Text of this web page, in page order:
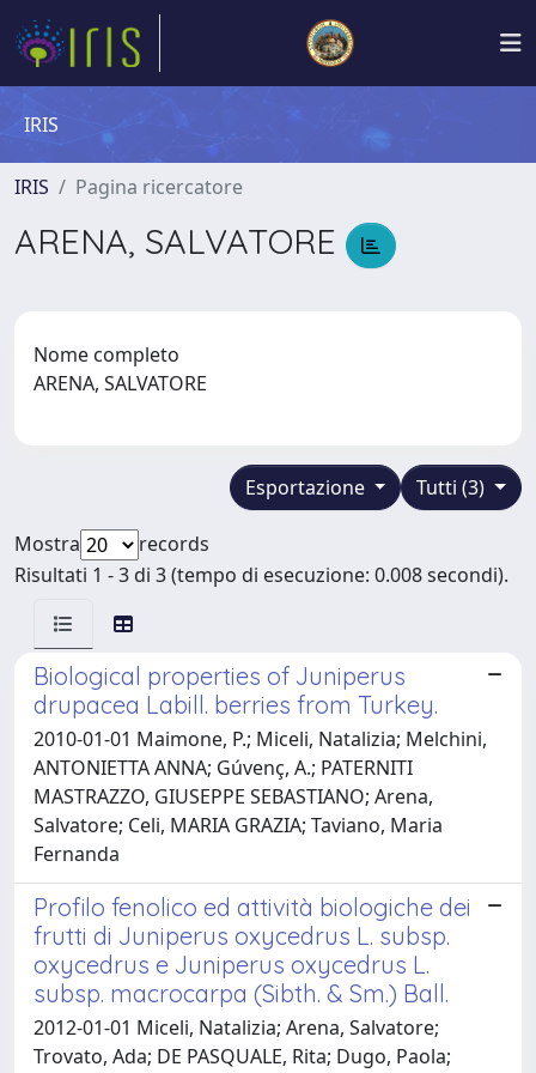
IRIS
IRIS Pagina ricercatore
ARENA, SALVATORE
Nome completo
ARENA, SALVATORE
Tutti (3)
Esportazione
Mostra
records
Risultati 1 - 3 di 3 (tempo di esecuzione: 0.008 secondi).
Biological properties of Juniperus
drupacea Labill. berries from Turkey.
2010-01-01 Maimone, P.; Miceli, Natalizia; Melchini,
ANTONIETTA ANNA; Gúvenç, A.; PATERNITI
MASTRAZZO, GIUSEPPE SEBASTIANO; Arena,
Salvatore; Celi, MARIA GRAZIA; Taviano, Maria
Fernanda
Profilo fenolico ed attività biologiche dei
frutti di Juniperus oxycedrus L. subsp.
oxycedrus e Juniperus oxycedrus L.
subsp. macrocarpa (Sibth. & Sm.) Ball.
2012-01-01 Miceli, Natalizia; Arena, Salvatore;
Trovato, Ada; DE PASQUALE, Rita; Dugo, Paola;